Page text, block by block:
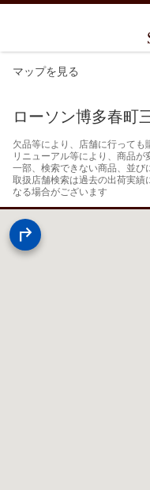
マップを見る
ローソン博多春町
欠品等により、店舗に行って
リニューアル等により、商品
一部、検索できない商品、並び
取扱店舗検索は過去の出荷実
なる場合がございます